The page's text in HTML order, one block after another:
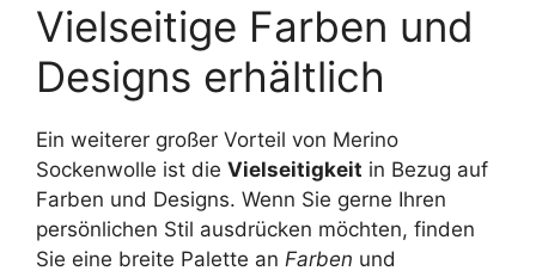
Vielseitige Farben und
Designs erhältlich
Ein weiterer großer Vorteil von Merino
Sockenwolle ist die Vielseitigkeit in Bezug auf
Farben und Designs. Wenn Sie gerne Ihren
persönlichen Stil ausdrücken möchten, finden
Sie eine breite Palette an Farben und